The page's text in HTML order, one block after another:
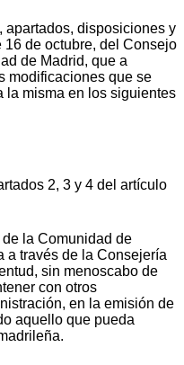
apartados, disposiciones y
16 de octubre, del Consejo
de Madrid, que a
modificaciones que se
la misma en los siguientes
2, 3 y 4 del artículo
la Comunidad de
a través de la Consejería
sin menoscabo de
con otros
en la emisión de
aquello que pueda